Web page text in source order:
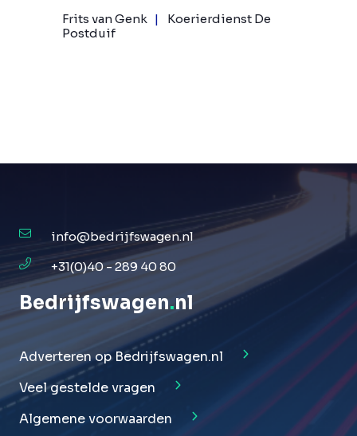
Frits van Genk
Koerierdienst De
Postduif
info@bedrijfswagen.nl
+31(0)40 - 289 40 80
Bedrijfswagen.nl
Adverteren op Bedrijfswagen.nl
Veel gestelde vragen
Algemene voorwaarden